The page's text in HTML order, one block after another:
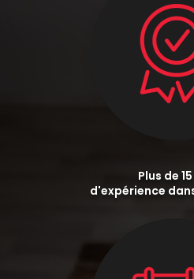
Plus de
d'expérience